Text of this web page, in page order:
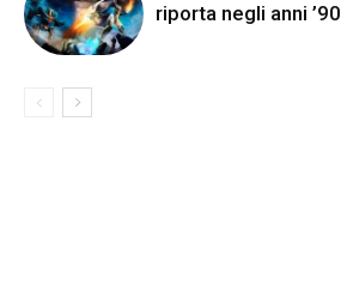
riporta negli anni ’90